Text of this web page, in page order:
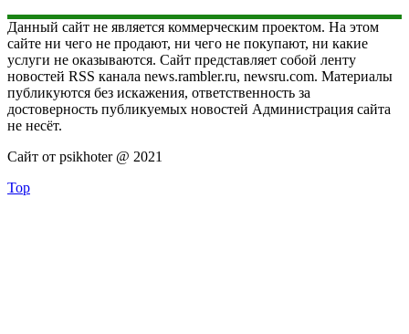
Данный сайт не является коммерческим проектом. На этом
сайте ни чего не продают, ни чего не покупают, ни какие
услуги не оказываются. Сайт представляет собой ленту
новостей RSS канала news.rambler.ru, newsru.com. Материалы
публикуются без искажения, ответственность за
достоверность публикуемых новостей Администрация сайта
не несёт.
Сайт от psikhoter @ 2021
Top